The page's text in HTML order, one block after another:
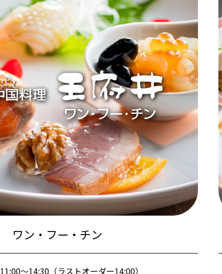
ワン・フー・チン
11:00～14:30（ラストオーダー14:00）